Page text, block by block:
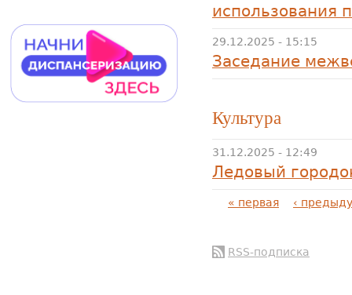
использования
29.12.2025 - 15:15
Заседание
Культура
31.12.2025 - 12:49
Ледовый
Страницы
« первая ‹
RSS-подписка